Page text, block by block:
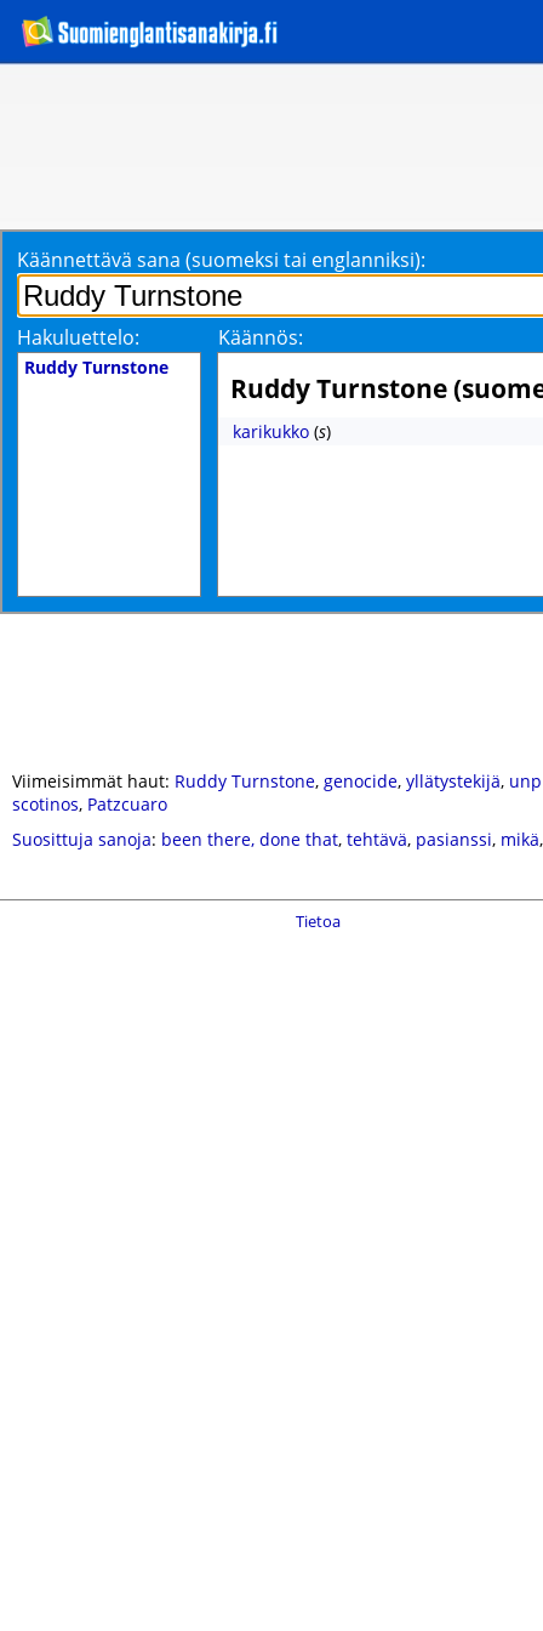
Käännettävä sana (suomeksi tai englanniksi):
Hakuluettelo: Käännös:
Ruddy Turnstone
Ruddy Turnstone
karikukko (s)
Viimeisimmät haut: Ruddy Turnstone, genocide, yllätystekijä,
scotinos, Patzcuaro
Suosittuja sanoja: been there, done that, tehtävä, pasianssi, mikä
Tietoa